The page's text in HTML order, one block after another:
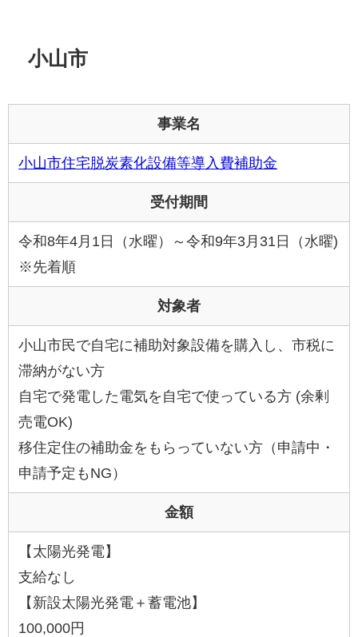
小山市
事業名
小山市住宅脱炭素化設備等導入費補助金
受付期間
令和8年4月1日（水曜）～令和9年3月31日（水曜)
※先着順
対象者
小山市民で自宅に補助対象設備を購入し、市税に
滞納がない方
自宅で発電した電気を自宅で使っている方 (余剰
売電OK)
移住定住の補助金をもらっていない方（申請中・
申請予定もNG）
金額
【太陽光発電】
支給なし
【新設太陽光発電＋蓄電池】
100,000円